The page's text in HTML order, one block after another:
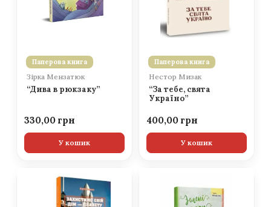
Паперова книга
Зірка Мензатюк
“Дива в рюкзаку”
330,00
У кошик
Паперова книга
Нестор Мизак
“За тебе, свята
Україно”
400,00
У кошик